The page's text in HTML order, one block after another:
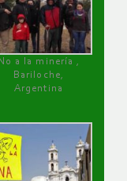
No a la minería ,
Bariloche,
Argentina